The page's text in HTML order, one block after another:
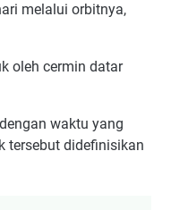
melalui orbitnya,
oleh cermin datar
waktu yang
tersebut didefinisikan